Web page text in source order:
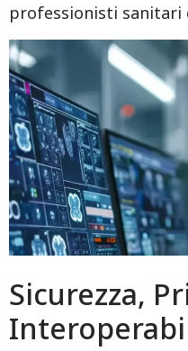
professionisti sanitari
Sicurezza,